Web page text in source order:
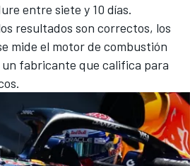
entre siete y 10 días.
resultados son correctos, los
mide el motor de combustión
fabricante que califica para